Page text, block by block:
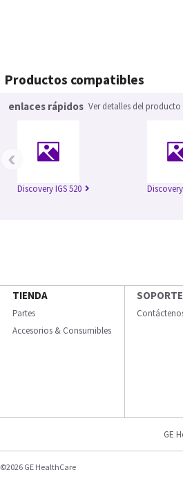
Productos compatibles
enlaces rápidos Ver detalles del producto
Discovery IGS 520
‹
TIENDA
Partes
Accesorios & Consumibles
SOPORTE
GE
©2026 GE HealthCare